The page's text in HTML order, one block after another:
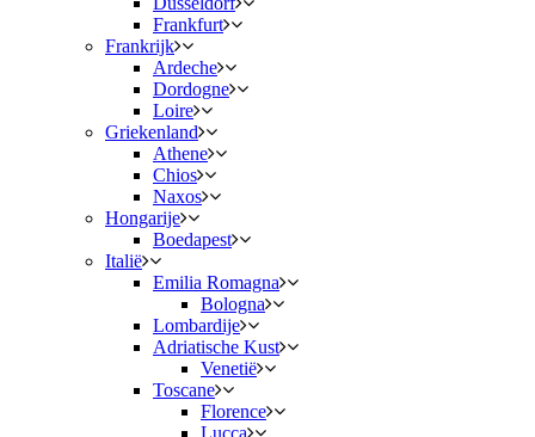
Frankfurt
Frankrijk
Ardeche
Dordogne
Loire
Griekenland
Athene
Chios
Naxos
Hongarije
Boedapest
Italië
Emilia Romagna
Bologna
Lombardije
Adriatische Kust
Venetië
Toscane
Florence